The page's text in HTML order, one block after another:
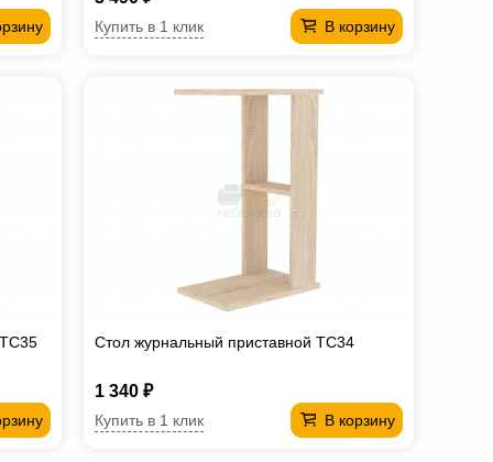
В корзину
Купить в 1 клик
Стол журнальный приставной TC34
1 340 ₽
В корзину
Купить в 1 клик